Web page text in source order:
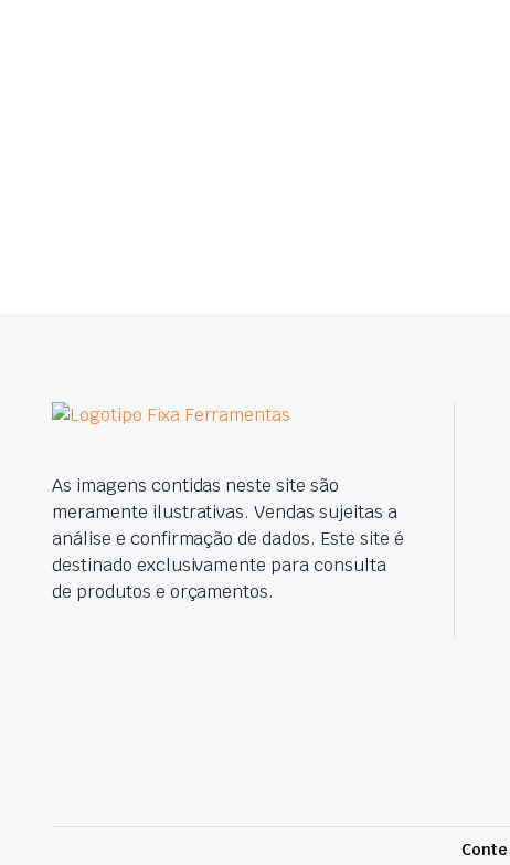
As imagens contidas neste site são
meramente ilustrativas. Vendas sujeitas a
análise e confirmação de dados. Este site é
destinado exclusivamente para consulta
de produtos e orçamentos.